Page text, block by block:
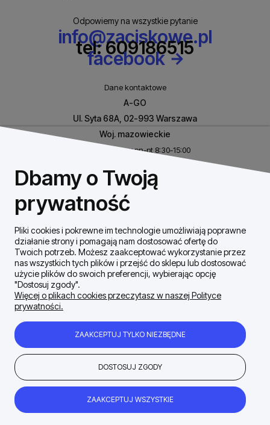
Odpowiemy na wszystkie pytanie
info@zaciskowe.pl
tel: 609186515
facebook
Dane kontaktowe
A-GO
Ul. Syta 68A, 02-993 Warszawa
Woj. mazowieckie
Biuro czynne w pn-pt 8:30-15:00
REGON: 146926170
Szybki Kontakt
Dostawa / płatności
Zakupy Regulamin
Firma
Dbamy o Twoją
prywatność
Pliki cookies i pokrewne im technologie umożliwiają poprawne
działanie strony i pomagają nam dostosować ofertę do
Twoich potrzeb. Możesz zaakceptować wykorzystanie przez
nas wszystkich tych plików i przejść do sklepu lub dostosować
użycie plików do swoich preferencji, wybierając opcję
"Dostosuj zgody".
Więcej o plikach cookies przeczytasz w naszej Polityce
prywatności.
ZAAKCEPTUJ TYLKO NIEZBĘDNE
DOSTOSUJ ZGODY
ZAAKCEPTUJ WSZYSTKIE